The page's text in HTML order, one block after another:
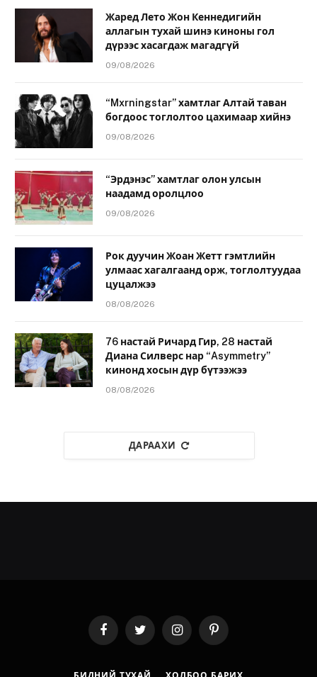
Жаред Лето Жон Кеннедигийн
аллагын тухай шинэ киноны гол
дүрээс хасагдаж магадгүй
09/08/2026
“Mxrningstar” хамтлаг Алтай таван
богдоос тоглолтоо цахимаар хийнэ
09/08/2026
“Эрдэнэс” хамтлаг олон улсын
наадамд оролцлоо
09/08/2026
Рок дуучин Жоан Жетт гэмтлийн
улмаас хагалгаанд орж, тоглолтуудаа
цуцалжээ
08/08/2026
76 настай Ричард Гир, 28 настай
Диана Силверс нар “Asymmetry”
кинонд хосын дүр бүтээжээ
08/08/2026
ДАРААХИ
FacebookTwitter InstagramPinterest